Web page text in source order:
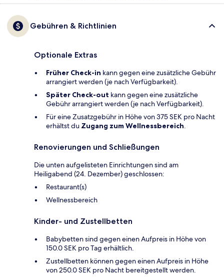
Gebühren & Richtlinien
Optionale Extras
Früher Check-in kann gegen eine zusätzliche Gebühr
arrangiert werden (je nach Verfügbarkeit).
Später Check-out kann gegen eine zusätzliche
Gebühr arrangiert werden (je nach Verfügbarkeit).
Für eine Zusatzgebühr in Höhe von 375 SEK pro Nacht
erhältst du Zugang zum Wellnessbereich.
Renovierungen und Schließungen
Die unten aufgelisteten Einrichtungen sind am
Heiligabend (24. Dezember) geschlossen:
Restaurant(s)
Wellnessbereich
Kinder- und Zustellbetten
Babybetten sind gegen einen Aufpreis in Höhe von
150.0 SEK pro Tag erhältlich.
Zustellbetten können gegen einen Aufpreis in Höhe
von 250.0 SEK pro Nacht bereitgestellt werden.